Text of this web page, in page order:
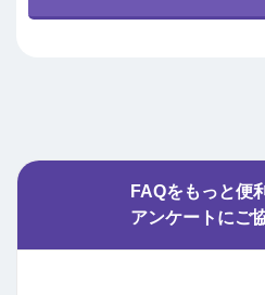
FAQをもっと便
アンケートにご